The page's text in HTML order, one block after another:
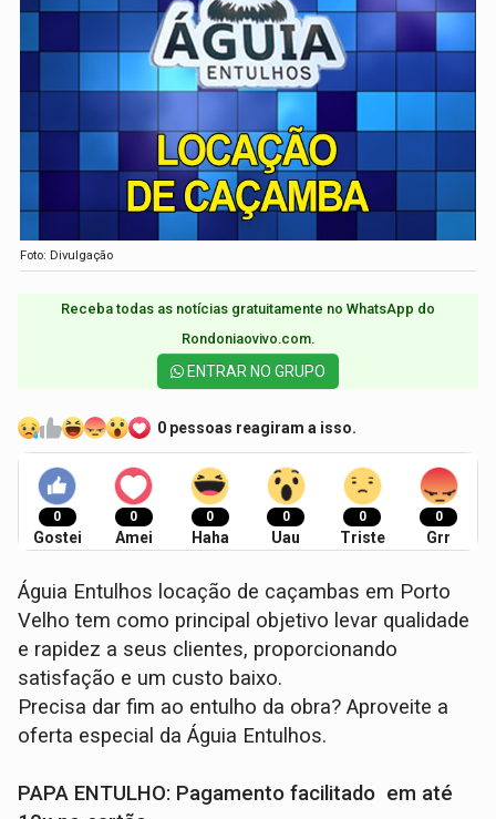
Foto: Divulgação
Receba todas as notícias gratuitamente no WhatsApp do
Rondoniaovivo.com.​
ENTRAR NO GRUPO
0 pessoas reagiram a isso.
0
Gostei
0
Amei
0
Haha
0
Uau
0
Triste
0
Grr
Águia Entulhos locação de caçambas em Porto
Velho tem como principal objetivo levar qualidade
e rapidez a seus clientes, proporcionando
satisfação e um custo baixo.
Precisa dar fim ao entulho da obra? Aproveite a
oferta especial da Águia Entulhos.
PAPA ENTULHO: Pagamento facilitado em até